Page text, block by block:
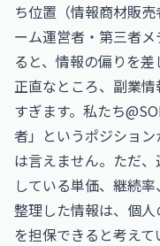
ち位置（情報商材販
ーム運営者・第三者
ると、情報の偏りを差
正直なところ、副業
すぎます。私たち
者」というポジショ
は言えません。ただ
している単価、継続
整理した情報は、個
を担保できると考えて